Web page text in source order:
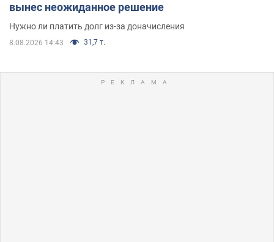
вынес неожиданное решение
Нужно ли платить долг из-за доначисления
8.08.2026 14:43 31,7 т.